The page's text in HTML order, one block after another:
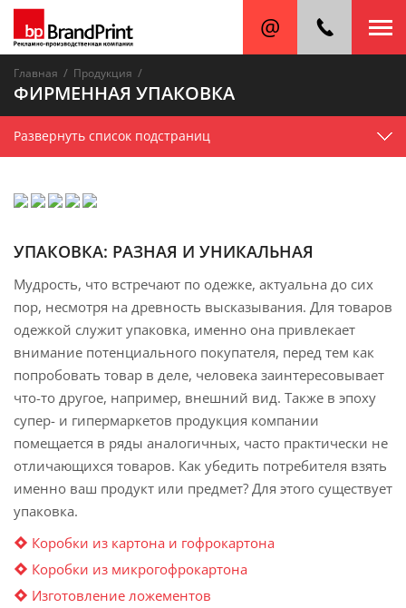
Главная / Продукция /
ФИРМЕННАЯ УПАКОВКА
Развернуть список подстраниц
УПАКОВКА: РАЗНАЯ И УНИКАЛЬНАЯ
Мудрость, что встречают по одежке, актуальна до сих
пор, несмотря на древность высказывания. Для товаров
одежкой служит упаковка, именно она привлекает
внимание потенциального покупателя, перед тем как
попробовать товар в деле, человека заинтересовывает
что-то другое, например, внешний вид. Также в эпоху
супер- и гипермаркетов продукция компании
помещается в ряды аналогичных, часто практически не
отличающихся товаров. Как убедить потребителя взять
именно ваш продукт или предмет? Для этого существует
упаковка.
Коробки из картона и гофрокартона
Коробки из микрогофрокартона
Изготовление ложементов